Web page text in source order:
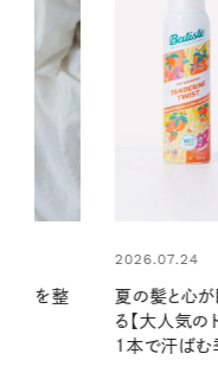
レッシュす
2026.06.01
お出かけ
の一日。汗
に過ごす